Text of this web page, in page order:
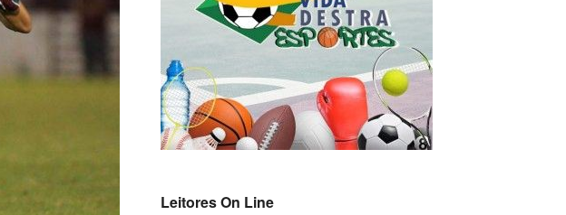
Leitores On Line